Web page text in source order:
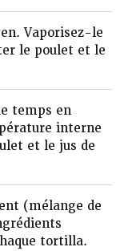
Vaporisez-le
le poulet et le
temps en
interne
et le jus de
(mélange de
tortilla.